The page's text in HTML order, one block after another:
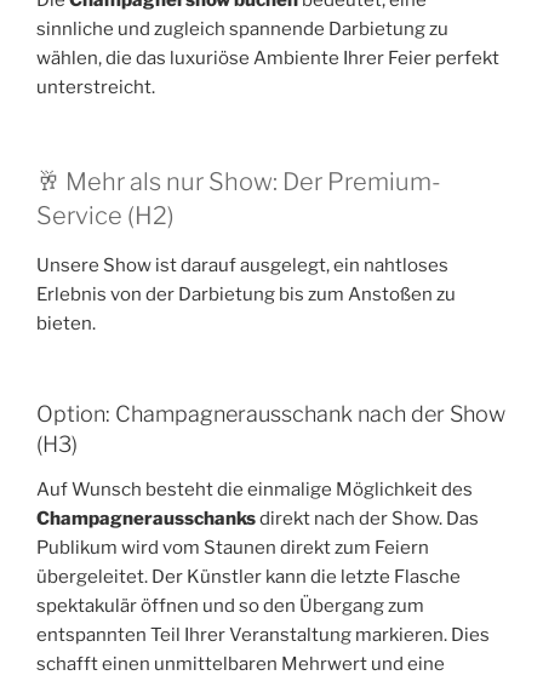
sinnliche und zugleich spannende Darbietung zu
wählen, die das luxuriöse Ambiente Ihrer Feier perfekt
unterstreicht.
🥂 Mehr als nur Show: Der Premium-
Service (H2)
Unsere Show ist darauf ausgelegt, ein nahtloses
Erlebnis von der Darbietung bis zum Anstoßen zu
bieten.
Option: Champagnerausschank nach der Show
(H3)
Auf Wunsch besteht die einmalige Möglichkeit des
Champagnerausschanksdirekt nach der Show. Das
Publikum wird vom Staunen direkt zum Feiern
übergeleitet. Der Künstler kann die letzte Flasche
spektakulär öffnen und so den Übergang zum
entspannten Teil Ihrer Veranstaltung markieren. Dies
schafft einen unmittelbaren Mehrwert und eine